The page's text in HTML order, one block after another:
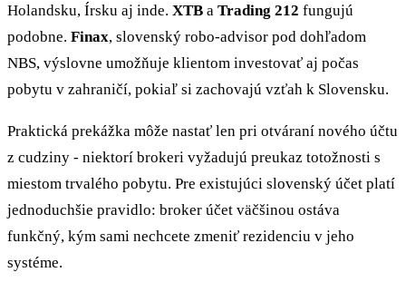
Holandsku, Írsku aj inde. XTB a Trading 212 fungujú
podobne. Finax, slovenský robo-advisor pod dohľadom
NBS, výslovne umožňuje klientom investovať aj počas
pobytu v zahraničí, pokiaľ si zachovajú vzťah k Slovensku.
Praktická prekážka môže nastať len pri otváraní nového účtu
z cudziny - niektorí brokeri vyžadujú preukaz totožnosti s
miestom trvalého pobytu. Pre existujúci slovenský účet platí
jednoduchšie pravidlo: broker účet väčšinou ostáva
funkčný, kým sami nechcete zmeniť rezidenciu v jeho
systéme.